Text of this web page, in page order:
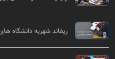
ریفاند شهریه دانشگاه